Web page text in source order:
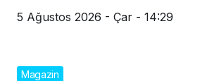
5 Ağustos 2026 - Çar - 14:29
Magazin